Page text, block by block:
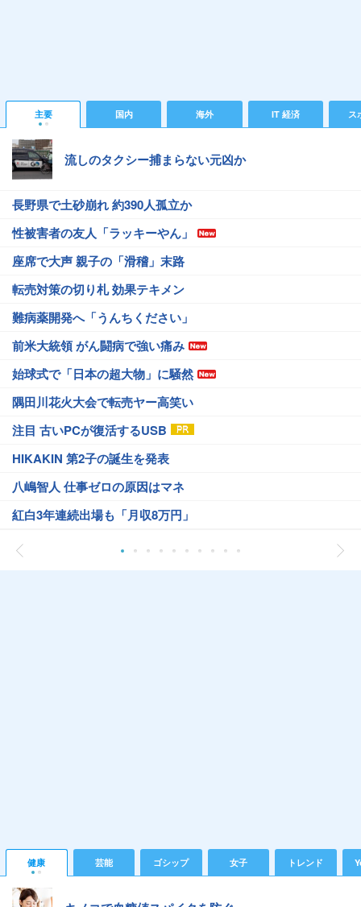
主要 国内 海外 IT 経済 ス
流しのタクシー捕まらない元凶か
長野県で土砂崩れ 約390人孤立か
性被害者の友人「ラッキーやん」
座席で大声 親子の「滑稽」末路
転売対策の切り札 効果テキメン
難病薬開発へ「うんちください」
前米大統領 がん闘病で強い痛み
始球式で「日本の超大物」に騒然
隅田川花火大会で転売ヤー高笑い
注目 古いPCが復活するUSB
HIKAKIN 第2子の誕生を発表
八嶋智人 仕事ゼロの原因はマネ
紅白3年連続出場も「月収8万円」
健康 芸能 ゴシップ 女子 トレンド